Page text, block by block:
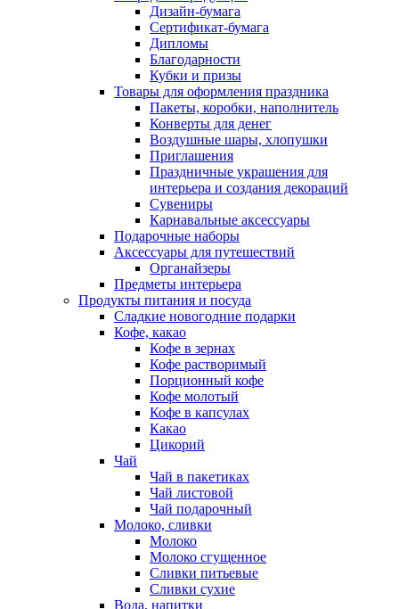
Дизайн-бумага
Сертификат-бумага
Дипломы
Благодарности
Кубки и призы
Товары для оформления праздника
Пакеты, коробки, наполнитель
Конверты для денег
Воздушные шары, хлопушки
Приглашения
Праздничные украшения для
интерьера и создания декораций
Сувениры
Карнавальные аксессуары
Подарочные наборы
Аксессуары для путешествий
Органайзеры
Предметы интерьера
Продукты питания и посуда
Сладкие новогодние подарки
Кофе, какао
Кофе в зернах
Кофе растворимый
Порционный кофе
Кофе молотый
Кофе в капсулах
Какао
Цикорий
Чай
Чай в пакетиках
Чай листовой
Чай подарочный
Молоко, сливки
Молоко
Молоко сгущенное
Сливки питьевые
Сливки сухие
Вода, напитки